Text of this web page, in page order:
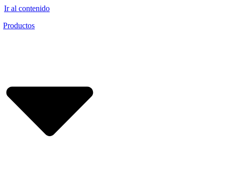
Ir al contenido
Productos